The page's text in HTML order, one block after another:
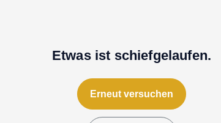
Etwas ist schiefgelaufen.
Erneut versuchen